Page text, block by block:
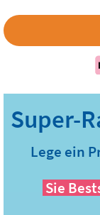
Lege ein
Sie